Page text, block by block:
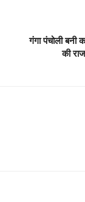
गंगा पंचोली बनी
की